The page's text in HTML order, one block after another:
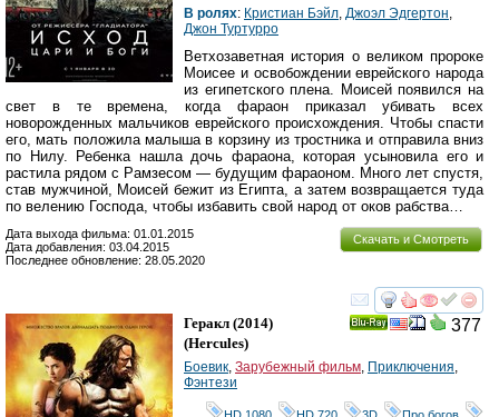
В ролях: Кристиан Бэйл, Джоэл Эдгертон,
Джон Туртурро
Ветхозаветная история о великом пророке
Моисее и освобождении еврейского народа
из египетского плена. Моисей появился на
свет в те времена, когда фараон приказал убивать всех
новорожденных мальчиков еврейского происхождения. Чтобы спасти
его, мать положила малыша в корзину из тростника и отправила вниз
по Нилу. Ребенка нашла дочь фараона, которая усыновила его и
растила рядом с Рамзесом — будущим фараоном. Много лет спустя,
став мужчиной, Моисей бежит из Египта, а затем возвращается туда
по велению Господа, чтобы избавить свой народ от оков рабства…
Скачать и Смотреть
Дата выхода фильма: 01.01.2015
Дата добавления: 03.04.2015
Последнее обновление: 28.05.2020
смотреть
377
Геракл (2014)
(Hercules)
Боевик, Зарубежный фильм, Приключения,
Фэнтези